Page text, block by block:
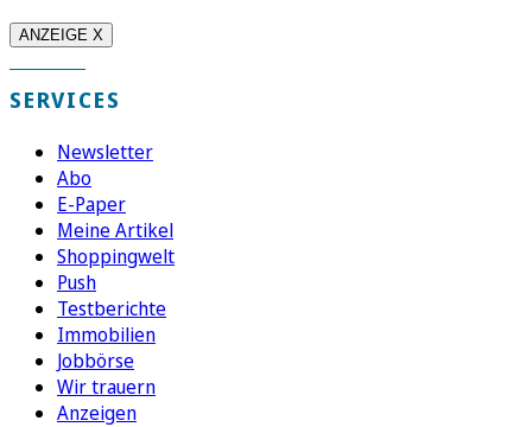
ANZEIGE X
SERVICES
Newsletter
Abo
E-Paper
Meine Artikel
Shoppingwelt
Push
Testberichte
Immobilien
Jobbörse
Wir trauern
Anzeigen